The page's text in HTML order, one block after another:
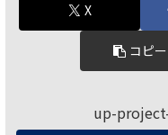
X
コピー
up-